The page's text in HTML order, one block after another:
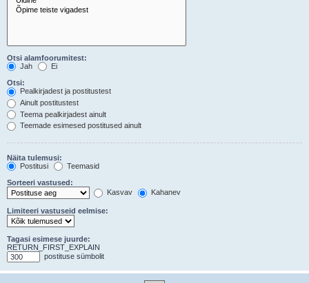
Otsi alamfoorumitest:
Jah
Ei
Otsi:
Pealkirjadest ja postitustest
Ainult postitustest
Teema pealkirjadest ainult
Teemade esimesed postitused ainult
Näita tulemusi:
Postitusi
Teemasid
Sorteeri vastused:
Kasvav
Kahanev
Limiteeri vastuseid eelmise:
Tagasi esimese juurde:
RETURN_FIRST_EXPLAIN
postituse sümbolit